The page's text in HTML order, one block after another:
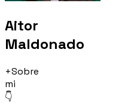
Aitor
Maldonado
+Sobre
mi
👇